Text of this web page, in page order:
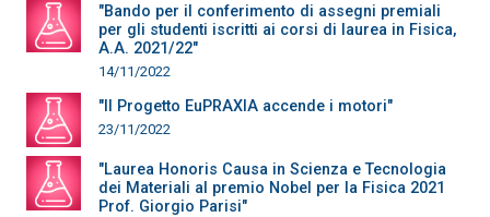
"Bando per il conferimento di assegni premiali
per gli studenti iscritti ai corsi di laurea in Fisica,
A.A. 2021/22"
14/11/2022
"Il Progetto EuPRAXIA accende i motori"
23/11/2022
"Laurea Honoris Causa in Scienza e Tecnologia
dei Materiali al premio Nobel per la Fisica 2021
Prof. Giorgio Parisi"